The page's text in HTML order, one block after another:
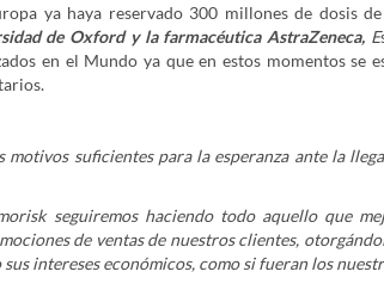
ya haya reservado 300 millones de dosis
de Oxford y la farmacéutica AstraZeneca, E
en el Mundo ya que en estos momentos se
motivos suficientes para la esperanza ante la
seguiremos haciendo todo aquello que
de ventas de nuestros clientes,
intereses económicos, como si fueran los